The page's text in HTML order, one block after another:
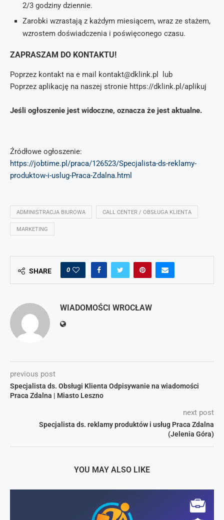
2/3 godziny dziennie.
Zarobki wzrastają z każdym miesiącem, wraz ze stażem,
wzrostem doświadczenia i poświęconego czasu.
ZAPRASZAM DO KONTAKTU!
Poprzez kontakt na e mail kontakt@dklink.pl lub
Poprzez aplikację na naszej stronie https://dklink.pl/aplikuj
Jeśli ogłoszenie jest widoczne, oznacza że jest aktualne.
Źródłowe ogłoszenie:
https://jobtime.pl/praca/126523/Specjalista-ds-reklamy-
produktow-i-uslug-Praca-Zdalna.html
ADMINISTRACJA BIUROWA CALL CENTER / OBSŁUGA KLIENTA
MARKETING
SHARE 0
WIADOMOŚCI WROCŁAW
previous post
Specjalista ds. Obsługi Klienta Odpisywanie na wiadomości
Praca Zdalna | Miasto Leszno
next post
Specjalista ds. reklamy produktów i usług Praca Zdalna
(Jelenia Góra)
YOU MAY ALSO LIKE